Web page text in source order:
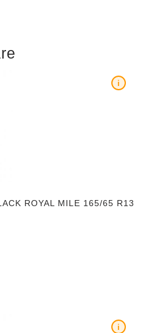
ROYAL MILE 165/65 R13
i
i